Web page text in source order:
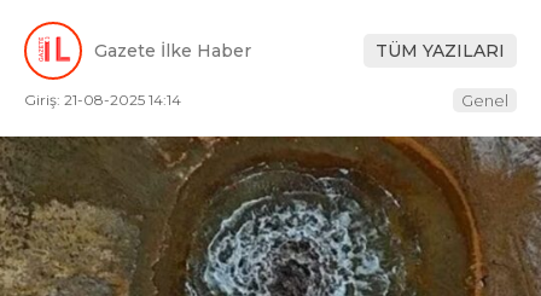
Gazete İlke Haber TÜM YAZILARI
Giriş: 21-08-2025 14:14 Genel